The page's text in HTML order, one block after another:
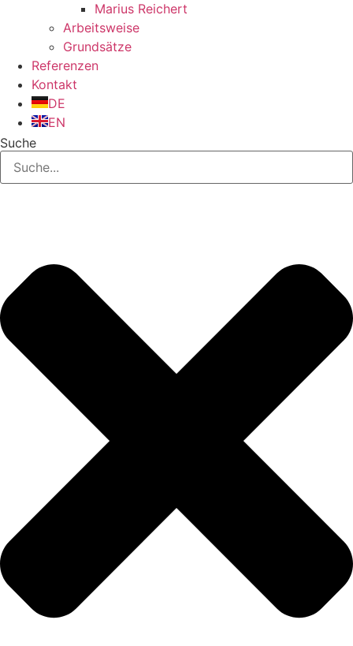
Marius Reichert
Arbeitsweise
Grundsätze
Referenzen
Kontakt
DE
EN
Suche